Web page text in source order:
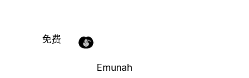
免费
Emunah